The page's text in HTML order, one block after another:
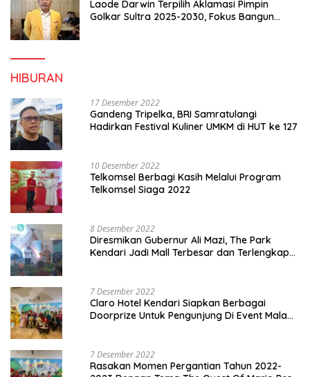
Laode Darwin Terpilih Aklamasi Pimpin
Golkar Sultra 2025-2030, Fokus Bangun
HIBURAN
17 Desember 2022
Gandeng Tripelka, BRI Samratulangi
Hadirkan Festival Kuliner UMKM di HUT ke 127
10 Desember 2022
Telkomsel Berbagi Kasih Melalui Program
Telkomsel Siaga 2022
8 Desember 2022
Diresmikan Gubernur Ali Mazi, The Park
Kendari Jadi Mall Terbesar dan Terlengkap
7 Desember 2022
Claro Hotel Kendari Siapkan Berbagai
Doorprize Untuk Pengunjung Di Event Malam
7 Desember 2022
Rasakan Momen Pergantian Tahun 2022-